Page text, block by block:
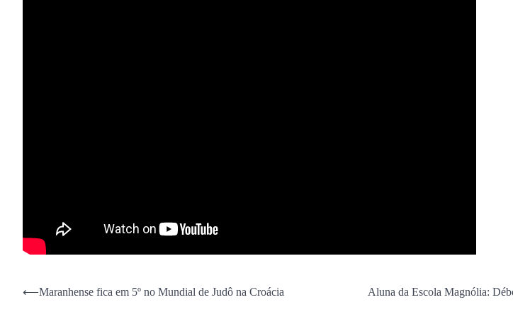
Navegação
⟵Maranhense fica em 5º no Mundial de Judô na Croácia
Aluna da Escola Magnólia: